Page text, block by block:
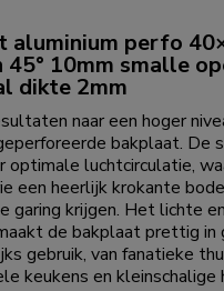
aluminium perfo
45° 10mm smalle
dikte 2mm
naar een hoger
bakplaat. De
optimale luchtcirculatie,
een heerlijk krokante
garing krijgen. Het lichte
de bakplaat prettig in
gebruik, van fanatieke
keukens en kleinschalige